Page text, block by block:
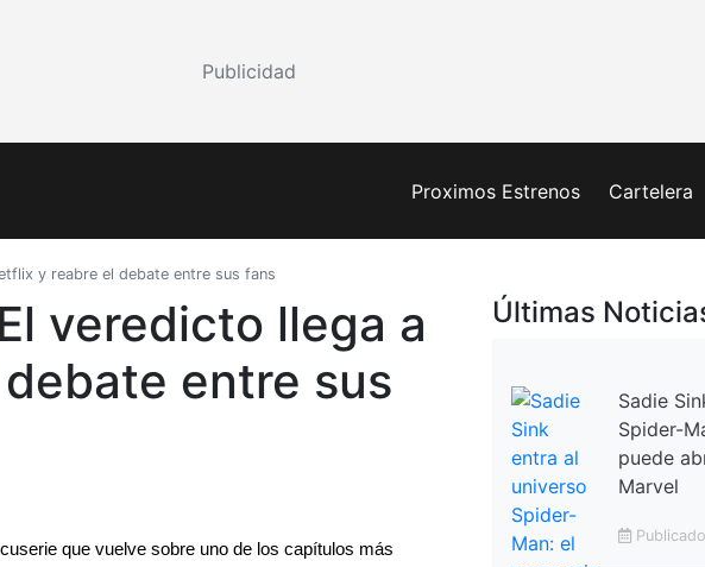
Publicidad
Proximos Estrenos Cartelera
y reabre el debate entre sus fans
veredicto llega a
entre sus
que vuelve sobre uno de los capítulos más
Últimas
Sadie
Spider-
puede
Marvel